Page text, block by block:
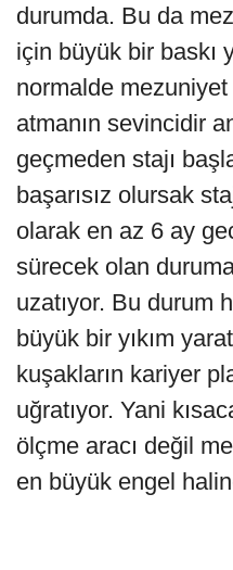
durumda. Bu da
için büyük bir baskı
normalde mezuniyet
atmanın sevincidir
geçmeden stajı
başarısız olursak
olarak en az 6 ay
sürecek olan
uzatıyor. Bu durum
büyük bir yıkım
kuşakların kariyer
uğratıyor. Yani
ölçme aracı değil
en büyük engel